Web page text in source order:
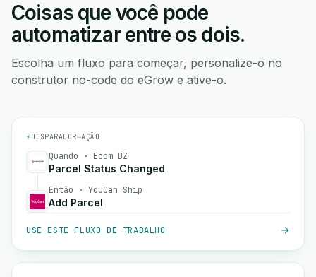
Coisas que você pode
automatizar entre os dois.
Escolha um fluxo para começar, personalize-o no
construtor no-code do eGrow e ative-o.
⚡ DISPARADOR→AÇÃO
Quando · Ecom DZ
Parcel Status Changed
Então · YouCan Ship
Add Parcel
USE ESTE FLUXO DE TRABALHO